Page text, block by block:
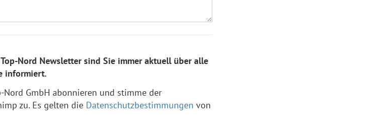
Nord Newsletter sind Sie immer aktuell über alle
informiert.
Nord GmbH abonnieren und stimme der
zu. Es gelten die Datenschutzbestimmungen von